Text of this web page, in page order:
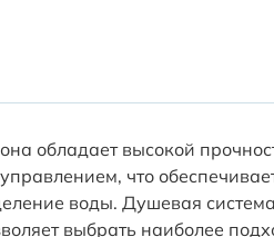
обладает высокой
что
воды. Душевая
выбрать наиболее